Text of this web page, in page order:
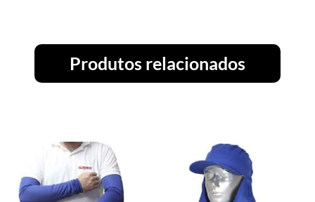
Produtos relacionados